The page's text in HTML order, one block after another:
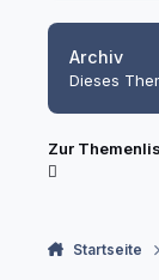
Archiv
Dieses
Zur
Startseite